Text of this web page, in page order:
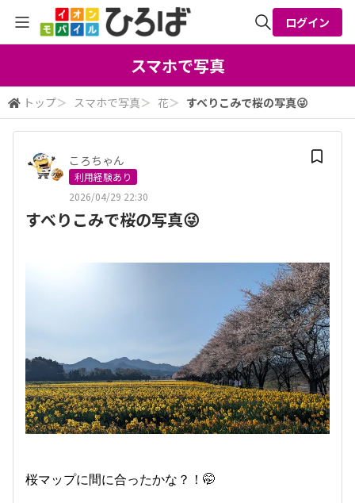
検索
ログイン
スマホで写真
トップ＞ スマホで写真＞ 花＞ すべりこみで桜の写真😜
ころちゃん
利用経験あり
2026/04/29 22:30
すべりこみで桜の写真😜
桜マップに間に合ったかな？！🤭